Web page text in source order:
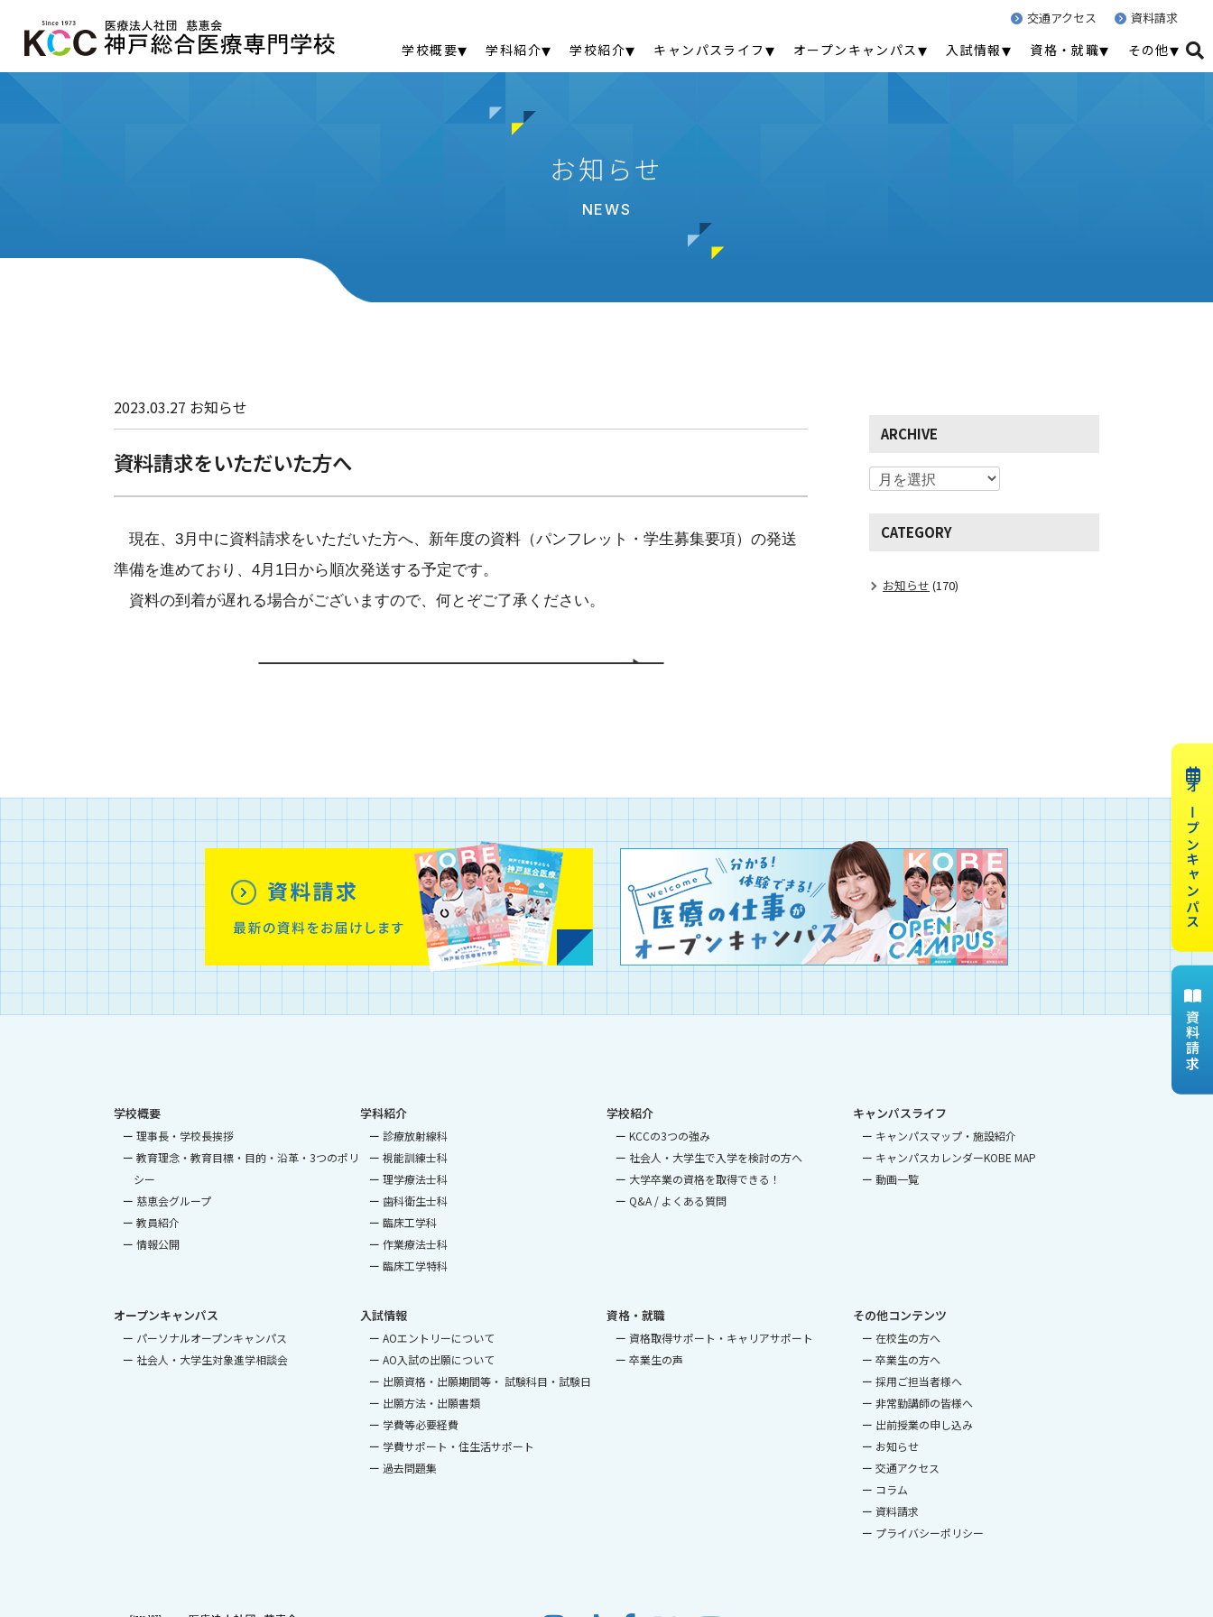
交通アクセス 資料請求
学校概要 学科紹介 学校紹介 キャンパスライフ オープンキャンパス 入試情報 資格・就職 その他
オープンキャンパス
資料請求
お知らせ
NEWS
2023.03.27 お知らせ
資料請求をいただいた方へ
現在、3月中に資料請求をいただいた方へ、新年度の資料（パンフレット・学生募集要項）の発送
準備を進めており、4月1日から順次発送する予定です。
資料の到着が遅れる場合がございますので、何とぞご了承ください。
ARCHIVE
CATEGORY
お知らせ (170)
学校概要
理事長・学校長挨拶
教育理念・教育目標・目的・沿革・3つのポリ
シー
慈恵会グループ
教員紹介
情報公開
学科紹介
診療放射線科
視能訓練士科
理学療法士科
歯科衛生士科
臨床工学科
作業療法士科
臨床工学特科
学校紹介
KCCの3つの強み
社会人・大学生で入学を検討の方へ
大学卒業の資格を取得できる！
Q&A / よくある質問
キャンパスライフ
キャンパスマップ・施設紹介
キャンパスカレンダーKOBE MAP
動画一覧
オープンキャンパス
パーソナルオープンキャンパス
社会人・大学生対象進学相談会
入試情報
AOエントリーについて
AO入試の出願について
出願資格・出願期間等・ 試験科目・試験日
出願方法・出願書類
学費等必要経費
学費サポート・住生活サポート
過去問題集
資格・就職
資格取得サポート・キャリアサポート
卒業生の声
その他コンテンツ
在校生の方へ
卒業生の方へ
採用ご担当者様へ
非常勤講師の皆様へ
出前授業の申し込み
お知らせ
交通アクセス
コラム
資料請求
プライバシーポリシー